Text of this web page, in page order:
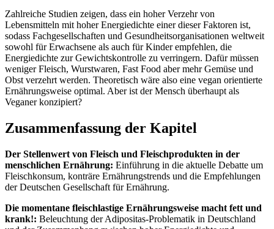
Zahlreiche Studien zeigen, dass ein hoher Verzehr von
Lebensmitteln mit hoher Energiedichte einer dieser Faktoren ist,
sodass Fachgesellschaften und Gesundheitsorganisationen weltweit
sowohl für Erwachsene als auch für Kinder empfehlen, die
Energiedichte zur Gewichtskontrolle zu verringern. Dafür müssen
weniger Fleisch, Wurstwaren, Fast Food aber mehr Gemüse und
Obst verzehrt werden. Theoretisch wäre also eine vegan orientierte
Ernährungsweise optimal. Aber ist der Mensch überhaupt als
Veganer konzipiert?
Zusammenfassung der Kapitel
Der Stellenwert von Fleisch und Fleischprodukten in der
menschlichen Ernährung: Einführung in die aktuelle Debatte um
Fleischkonsum, konträre Ernährungstrends und die Empfehlungen
der Deutschen Gesellschaft für Ernährung.
Die momentane fleischlastige Ernährungsweise macht fett und
krank!: Beleuchtung der Adipositas-Problematik in Deutschland